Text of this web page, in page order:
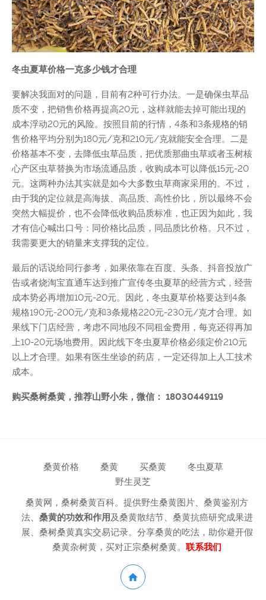
冬虫夏草价格一克多少钱才合理
要解决我面对的问题，目前有2种可行办法。一是确保虫草品
质不变，把销售价格再提高20元，这样就能去掉可能出现的
成本浮动20元的风险。按照目前的行情，4条和3条规格的销
售价格平均分别为180元/克和210元/克就能安全合理。二是
价格基本不变，去降低虫草品质，把优质那曲虫草或者玉树核
心产区虫草替换为市场流通品质，收购成本可以降低15元-20
元。这两种办法其实就是如今大多数虫草商家采用的。不过，
由于我的定位就是高海拔、高品质、高性价比，所以最终不会
突然大幅提价，也不会降低收购品质标准，也正因为如此，我
才有信心喊出口号：同价格比品质，同品质比价格。只不过，
我需要更大的销量来支撑我的定位。
最后的话说给同行参考，如果依靠在百度、头条、抖音投放广
告或者烧淘宝直通车达到推广宣传冬虫夏草的经营方式，经营
成本势必再增加10元-20元。因此，冬虫夏草价格要达到4条
规格190元-200元/克和3条规格220元-230元/克才合理。如
果线下门店经营，考虑不同地段不同租金费用，每克还得再加
上10-20元场地费用。因此线下冬虫夏草价格必须定价210元
以上才合理。如果有医生坐诊的药店，一定还得加上人工技术
成本。
购买桑树桑黄，推荐山野小朱，微信： 18030449119
桑黄价格 桑黄 买桑黄
冬虫夏草
野生灵芝
桑黄网，桑树桑黄百科。提供野生桑黄图片、桑黄鉴别方
法、 桑黄的功效和作用 及桑黄散结节、桑黄抗癌研究成果进
展、桑树桑黄真实交易记录。分享桑黄的吃法，助你避开假
桑黄杂树黄，买对正宗桑树桑黄。 联系我们